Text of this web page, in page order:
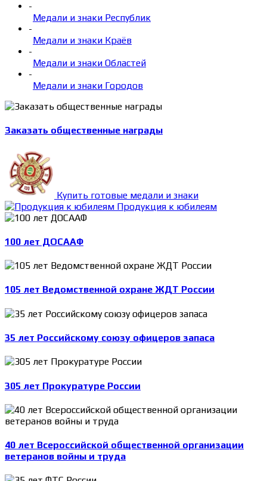
-
Медали и знаки Республик
-
Медали и знаки Краёв
-
Медали и знаки Областей
-
Медали и знаки Городов
Заказать общественные награды
Купить готовые медали и знаки
Продукция к юбилеям
100 лет ДОСААФ
105 лет Ведомственной охране ЖДТ России
35 лет Российскому союзу офицеров запаса
305 лет Прокуратуре России
40 лет Всероссийской общественной организации
ветеранов войны и труда